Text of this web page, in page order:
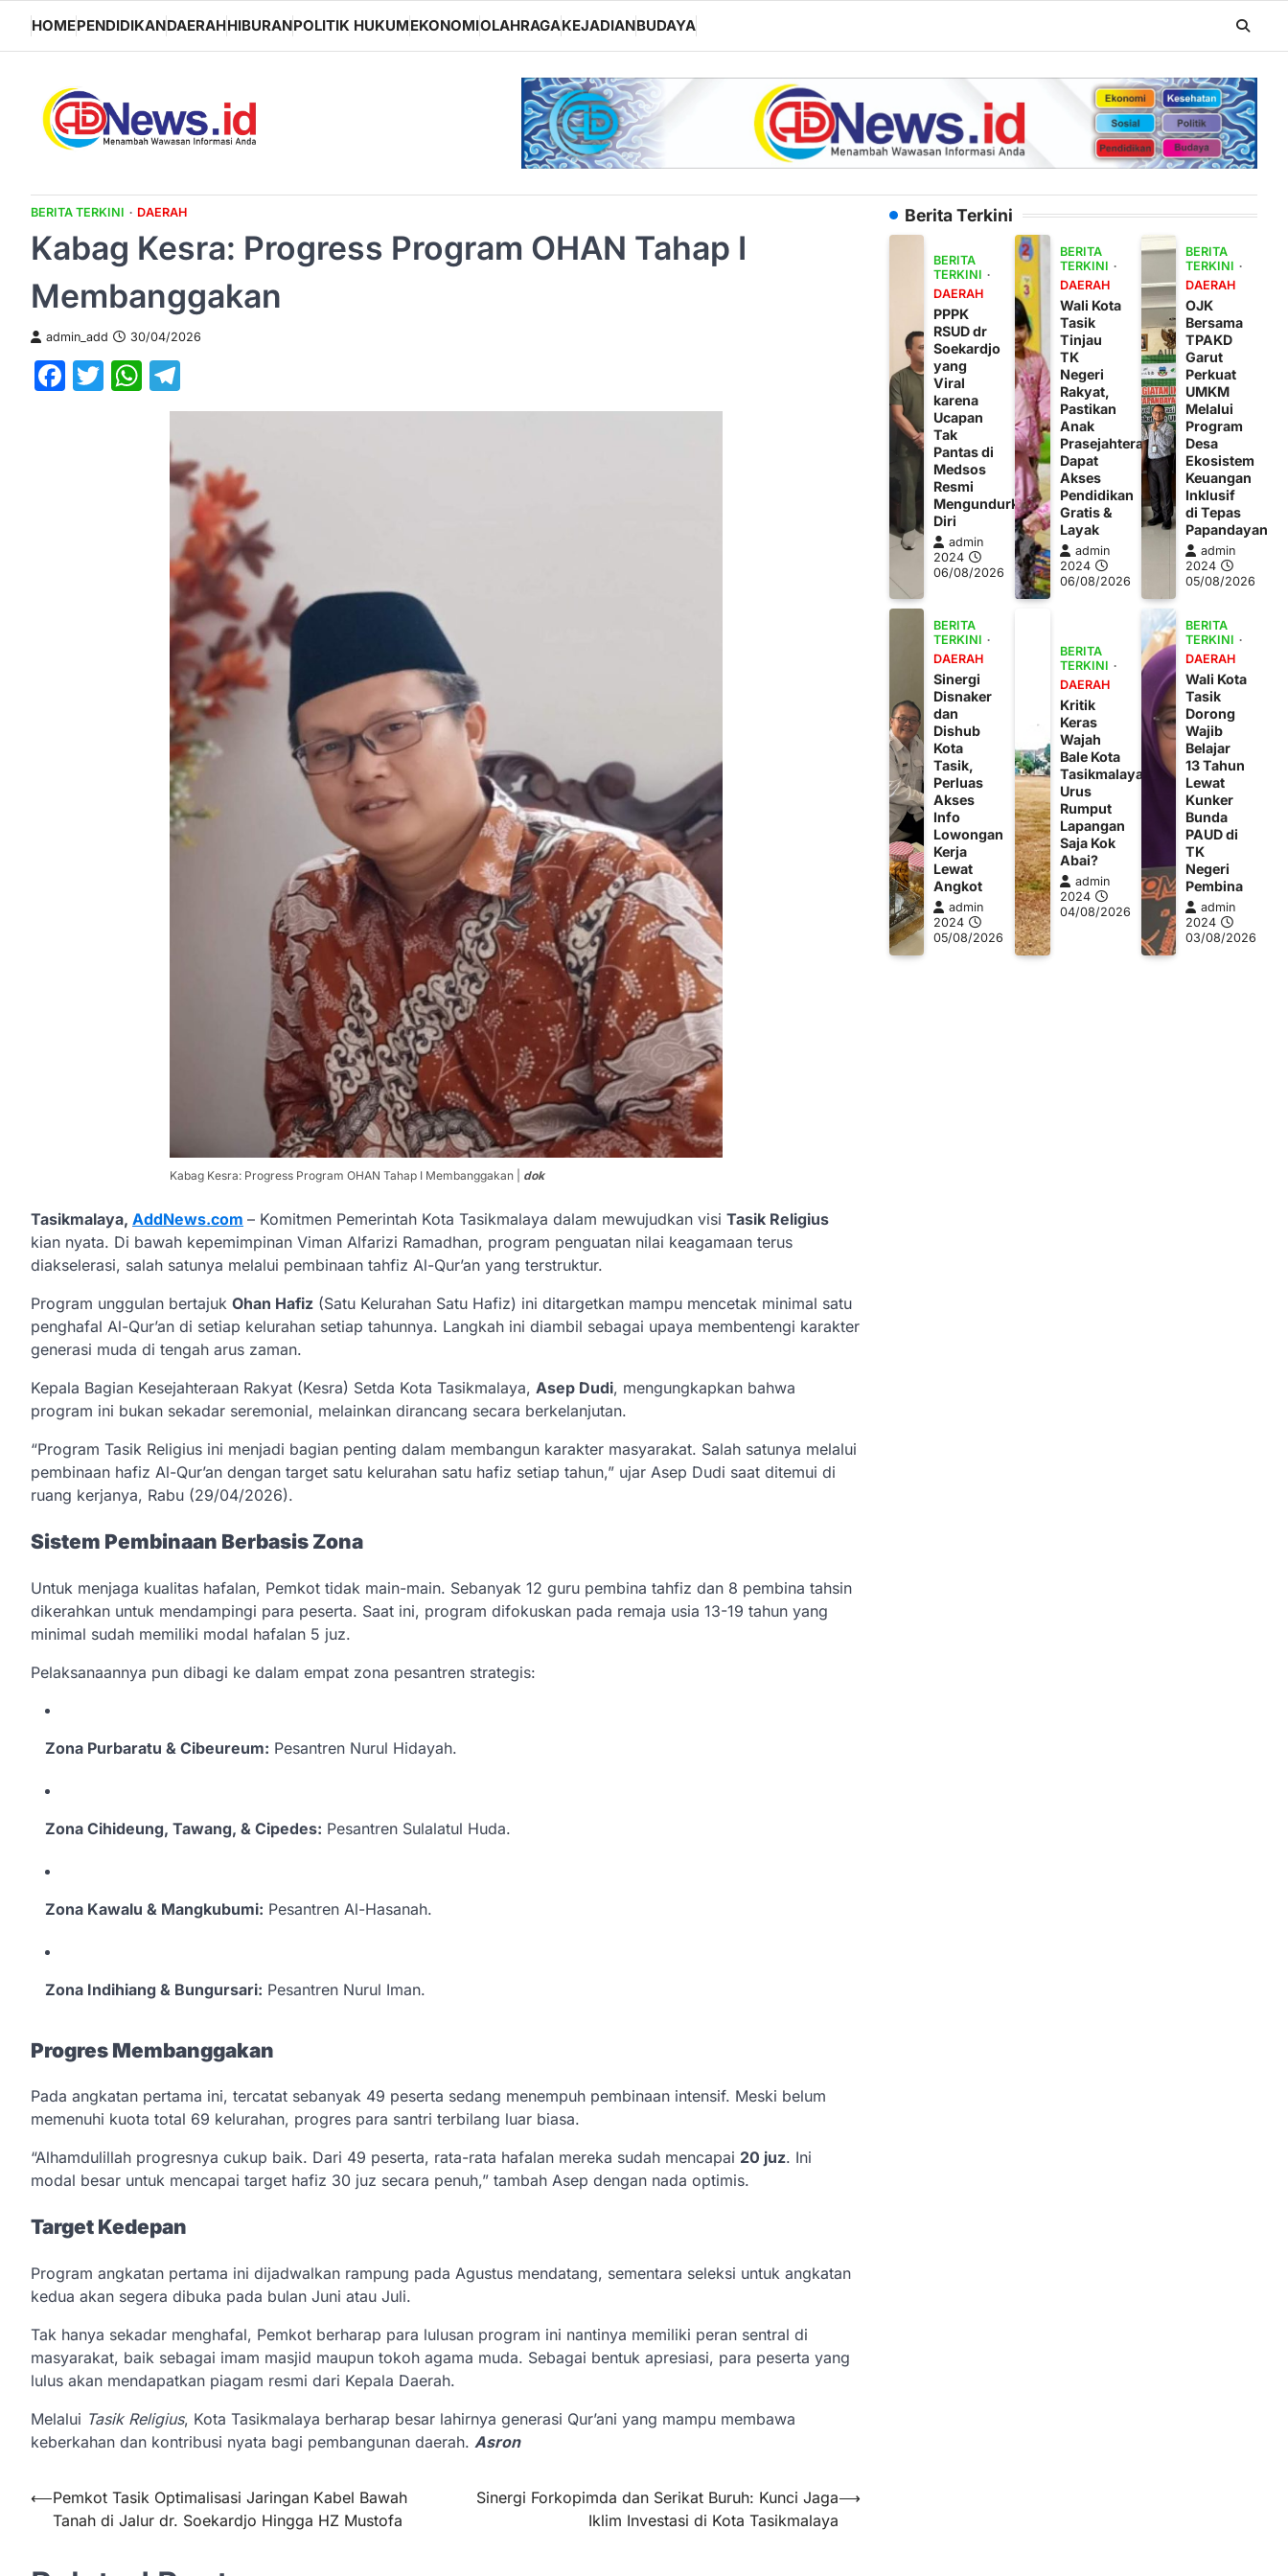
content
HOMEPENDIDIKANDAERAHHIBURANPOLITIK HUKUMEKONOMIOLAHRAGAKEJADIANBUDAYA
BERITA TERKINI DAERAH
Kabag Kesra: Progress Program OHAN Tahap I
Membanggakan
admin_add 30/04/2026
Facebook
TwitterWhatsApp
Kabag Kesra: Progress Program OHAN Tahap I Membanggakan | dok
Tasikmalaya, AddNews.com – Komitmen Pemerintah Kota Tasikmalaya dalam mewujudkan visi Tasik Religius
kian nyata. Di bawah kepemimpinan Viman Alfarizi Ramadhan, program penguatan nilai keagamaan terus
diakselerasi, salah satunya melalui pembinaan tahfiz Al-Qur’an yang terstruktur.
Program unggulan bertajuk Ohan Hafiz (Satu Kelurahan Satu Hafiz) ini ditargetkan mampu mencetak minimal satu
penghafal Al-Qur’an di setiap kelurahan setiap tahunnya. Langkah ini diambil sebagai upaya membentengi karakter
generasi muda di tengah arus zaman.
Kepala Bagian Kesejahteraan Rakyat (Kesra) Setda Kota Tasikmalaya, Asep Dudi, mengungkapkan bahwa
program ini bukan sekadar seremonial, melainkan dirancang secara berkelanjutan.
“Program Tasik Religius ini menjadi bagian penting dalam membangun karakter masyarakat. Salah satunya melalui
pembinaan hafiz Al-Qur’an dengan target satu kelurahan satu hafiz setiap tahun,” ujar Asep Dudi saat ditemui di
ruang kerjanya, Rabu (29/04/2026).
Sistem Pembinaan Berbasis Zona
Untuk menjaga kualitas hafalan, Pemkot tidak main-main. Sebanyak 12 guru pembina tahfiz dan 8 pembina tahsin
dikerahkan untuk mendampingi para peserta. Saat ini, program difokuskan pada remaja usia 13-19 tahun yang
minimal sudah memiliki modal hafalan 5 juz.
Pelaksanaannya pun dibagi ke dalam empat zona pesantren strategis:
Zona Purbaratu & Cibeureum: Pesantren Nurul Hidayah.
Zona Cihideung, Tawang, & Cipedes: Pesantren Sulalatul Huda.
Zona Kawalu & Mangkubumi: Pesantren Al-Hasanah.
Zona Indihiang & Bungursari: Pesantren Nurul Iman.
Progres Membanggakan
Pada angkatan pertama ini, tercatat sebanyak 49 peserta sedang menempuh pembinaan intensif. Meski belum
memenuhi kuota total 69 kelurahan, progres para santri terbilang luar biasa.
“Alhamdulillah progresnya cukup baik. Dari 49 peserta, rata-rata hafalan mereka sudah mencapai 20 juz. Ini
modal besar untuk mencapai target hafiz 30 juz secara penuh,” tambah Asep dengan nada optimis.
Target Kedepan
Program angkatan pertama ini dijadwalkan rampung pada Agustus mendatang, sementara seleksi untuk angkatan
kedua akan segera dibuka pada bulan Juni atau Juli.
Tak hanya sekadar menghafal, Pemkot berharap para lulusan program ini nantinya memiliki peran sentral di
masyarakat, baik sebagai imam masjid maupun tokoh agama muda. Sebagai bentuk apresiasi, para peserta yang
lulus akan mendapatkan piagam resmi dari Kepala Daerah.
Melalui Tasik Religius, Kota Tasikmalaya berharap besar lahirnya generasi Qur’ani yang mampu membawa
keberkahan dan kontribusi nyata bagi pembangunan daerah. Asron
Navigasi
pos
⟵Pemkot Tasik Optimalisasi Jaringan Kabel Bawah
Tanah di Jalur dr. Soekardjo Hingga HZ Mustofa
Sinergi Forkopimda dan Serikat Buruh: Kunci Jaga
Iklim Investasi di Kota Tasikmalaya
⟶
Berita Terkini
BERITA
TERKINI
DAERAH
PPPK
RSUD dr
Soekardjo
yang
Viral
karena
Ucapan
Tak
Pantas di
Medsos
Resmi
Mengundurkan
Diri
admin
2024
06/08/2026
BERITA
TERKINI
DAERAH
Wali Kota
Tasik
Tinjau
TK
Negeri
Rakyat,
Pastikan
Anak
Prasejahtera
Dapat
Akses
Pendidikan
Gratis &
Layak
admin
2024
06/08/2026
BERITA
TERKINI
DAERAH
OJK
Bersama
TPAKD
Garut
Perkuat
UMKM
Melalui
Program
Desa
Ekosistem
Keuangan
Inklusif
di Tepas
Papandayan
admin
2024
05/08/2026
BERITA
TERKINI
DAERAH
Sinergi
Disnaker
dan
Dishub
Kota
Tasik,
Perluas
Akses
Info
Lowongan
Kerja
Lewat
Angkot
admin
2024
05/08/2026
BERITA
TERKINI
DAERAH
Kritik
Keras
Wajah
Bale Kota
Tasikmalaya:
Urus
Rumput
Lapangan
Saja Kok
Abai?
admin
2024
04/08/2026
BERITA
TERKINI
DAERAH
Wali Kota
Tasik
Dorong
Wajib
Belajar
13 Tahun
Lewat
Kunker
Bunda
PAUD di
TK
Negeri
Pembina
admin
2024
03/08/2026